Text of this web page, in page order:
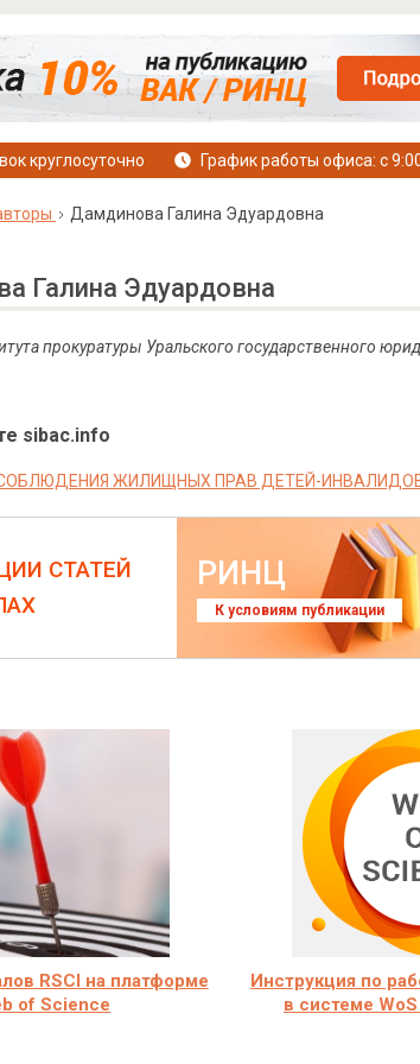
круглосуточно График работы офиса: с
Дамдинова Галина Эдуардовна
Галина Эдуардовна
прокуратуры Уральского государственного
sibac.info
ЖИЛИЩНЫХ ПРАВ ДЕТЕЙ-
СТАТЕЙ
РИНЦ
К условиям публикации
RSCI на платформе
of Science
Инструкция по
в системе